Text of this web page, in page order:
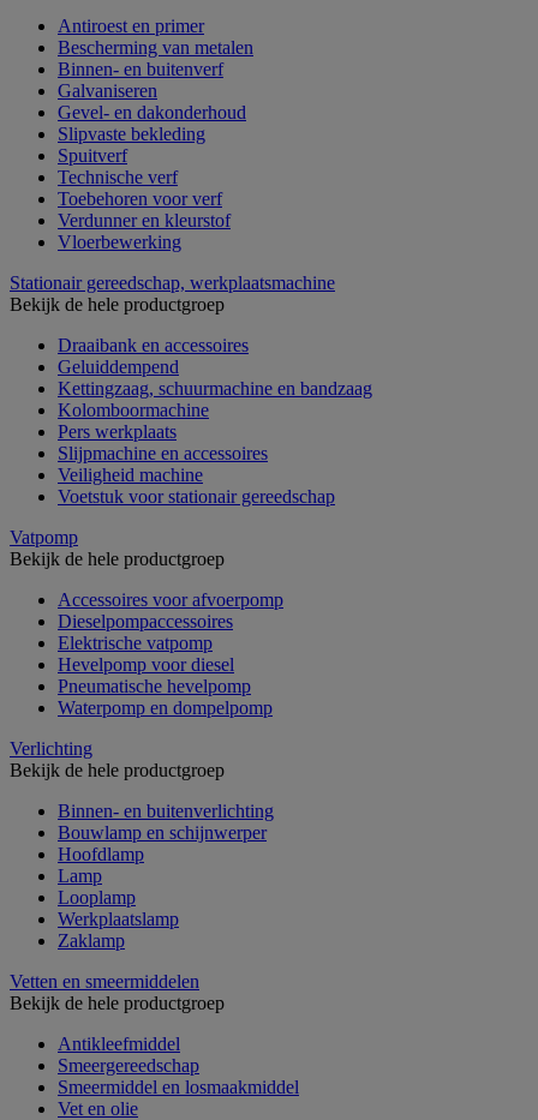
Antiroest en primer
Bescherming van metalen
Binnen- en buitenverf
Galvaniseren
Gevel- en dakonderhoud
Slipvaste bekleding
Spuitverf
Technische verf
Toebehoren voor verf
Verdunner en kleurstof
Vloerbewerking
Stationair gereedschap, werkplaatsmachine
Bekijk de hele productgroep
Draaibank en accessoires
Geluiddempend
Kettingzaag, schuurmachine en bandzaag
Kolomboormachine
Pers werkplaats
Slijpmachine en accessoires
Veiligheid machine
Voetstuk voor stationair gereedschap
Vatpomp
Bekijk de hele productgroep
Accessoires voor afvoerpomp
Dieselpompaccessoires
Elektrische vatpomp
Hevelpomp voor diesel
Pneumatische hevelpomp
Waterpomp en dompelpomp
Verlichting
Bekijk de hele productgroep
Binnen- en buitenverlichting
Bouwlamp en schijnwerper
Hoofdlamp
Lamp
Looplamp
Werkplaatslamp
Zaklamp
Vetten en smeermiddelen
Bekijk de hele productgroep
Antikleefmiddel
Smeergereedschap
Smeermiddel en losmaakmiddel
Vet en olie